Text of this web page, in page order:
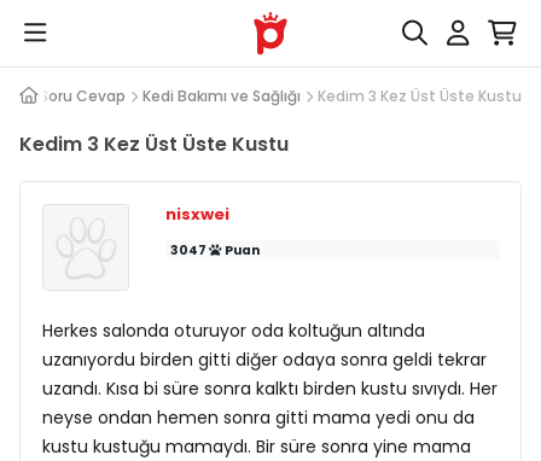
Soru Cevap Kedi Bakımı ve Sağlığı Kedim 3 Kez Üst Üste Kustu
Kedim 3 Kez Üst Üste Kustu
nisxwei
3047 Puan
Herkes salonda oturuyor oda koltuğun altında
uzanıyordu birden gitti diğer odaya sonra geldi tekrar
uzandı. Kısa bi süre sonra kalktı birden kustu sıvıydı. Her
neyse ondan hemen sonra gitti mama yedi onu da
kustu kustuğu mamaydı. Bir süre sonra yine mama